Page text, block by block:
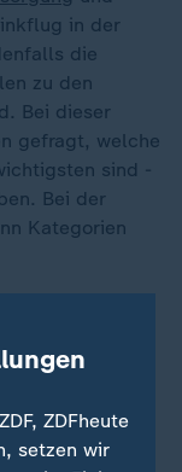
in der
die
zu den
Bei dieser
gefragt, welche
sind -
Bei der
Kategorien
Klima"
der Kategorie
ZDFheute
setzen wir